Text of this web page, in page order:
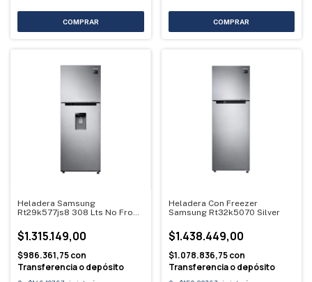
Heladera Samsung
Rt29k577js8 308 Lts No Frost
$1.315.149,00
$986.361,75con
Transferencia o depósito
Heladera Con Freezer
Samsung Rt32k5070 Silver
$1.438.449,00
$1.078.836,75con
Transferencia o depósito